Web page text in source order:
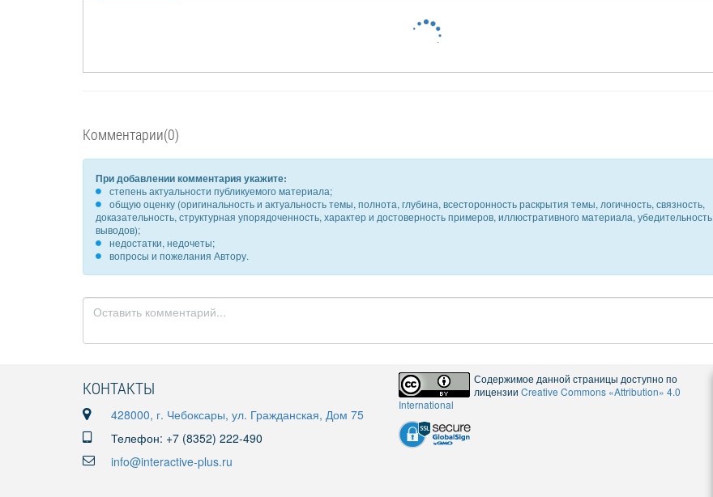
Комментарии(0)
При добавлении комментария укажите:
степень актуальности публикуемого материала;
общую оценку (оригинальность и актуальность темы, полнота, глубина, всесторонность раскрытия темы, логичность, связность,
доказательность, структурная упорядоченность, характер и достоверность примеров, иллюстративного материала, убедительность
выводов);
недостатки, недочеты;
вопросы и пожелания Автору.
КОНТАКТЫ
428000, г. Чебоксары, ул. Гражданская, Дом 75
Телефон: +7 (8352) 222-490
info@interactive-plus.ru
Содержимое данной страницы доступно по
лицензии Creative Commons «Attribution» 4.0
International